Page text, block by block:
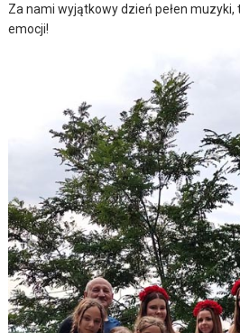
Za nami wyjątkowy dzień pełen
emocji!